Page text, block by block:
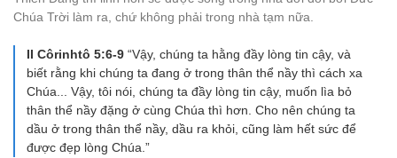
Chúa Trời làm ra, chứ không phải trong nhà tạm nữa.
II Côrinhtô 5:6-9 “Vậy, chúng ta hằng đầy lòng tin cậy, và
biết rằng khi chúng ta đang ở trong thân thể nầy thì cách xa
Chúa... Vậy, tôi nói, chúng ta đầy lòng tin cậy, muốn lìa bỏ
thân thể nầy đặng ở cùng Chúa thì hơn. Cho nên chúng ta
dầu ở trong thân thể nầy, dầu ra khỏi, cũng làm hết sức để
được đẹp lòng Chúa.”